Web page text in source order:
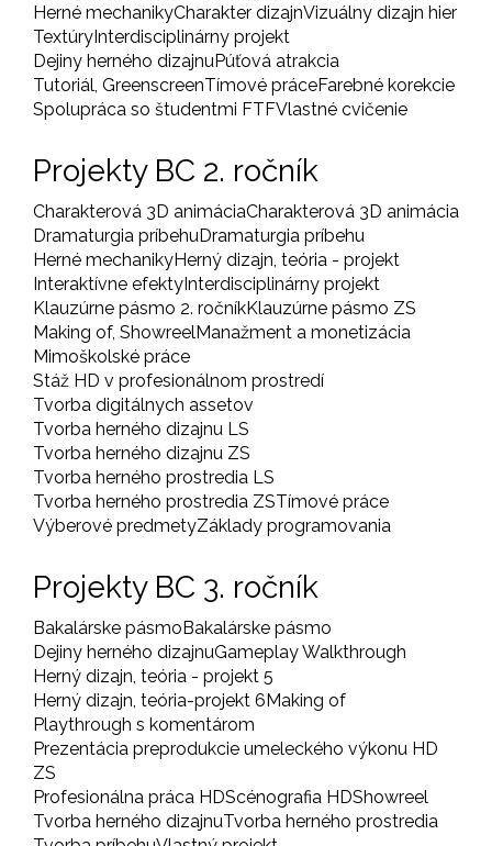
Herné mechanikyCharakter dizajnVizuálny dizajn hier
TextúryInterdisciplinárny projekt
Dejiny herného dizajnuPúťová atrakcia
Tutoriál, GreenscreenTímové práceFarebné korekcie
Spolupráca so študentmi FTFVlastné cvičenie
Projekty BC 2. ročník
Charakterová 3D animáciaCharakterová 3D animácia
Dramaturgia príbehuDramaturgia príbehu
Herné mechanikyHerný dizajn, teória - projekt
Interaktívne efektyInterdisciplinárny projekt
Klauzúrne pásmo 2. ročníkKlauzúrne pásmo ZS
Making of, ShowreelManažment a monetizácia
Mimoškolské práce
Stáž HD v profesionálnom prostredí
Tvorba digitálnych assetov
Tvorba herného dizajnu LS
Tvorba herného dizajnu ZS
Tvorba herného prostredia LS
Tvorba herného prostredia ZSTímové práce
Výberové predmetyZáklady programovania
Projekty BC 3. ročník
Bakalárske pásmoBakalárske pásmo
Dejiny herného dizajnuGameplay Walkthrough
Herný dizajn, teória - projekt 5
Herný dizajn, teória-projekt 6Making of
Playthrough s komentárom
Prezentácia preprodukcie umeleckého výkonu HD
ZS
Profesionálna práca HDScénografia HDShowreel
Tvorba herného dizajnuTvorba herného prostredia